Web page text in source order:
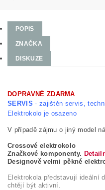
POPIS
ZNAČKA
DISKUZE
DOPRAVNÉ ZDARMA
SERVIS - zajištěn servis,
Elektrokolo je osazeno
V případě zájmu o jiný model
Crossové elektrokolo
Značkové komponenty.
Designově velmi pěkné
Elektrokola představují ideální
chtějí být aktivní.